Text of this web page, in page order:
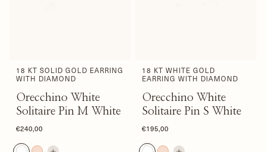
18 KT SOLID GOLD EARRING
WITH DIAMOND
Orecchino White
Solitaire Pin M White
€240,00
18 KT WHITE GOLD
EARRING WITH DIAMOND
Orecchino White
Solitaire Pin S White
€195,00